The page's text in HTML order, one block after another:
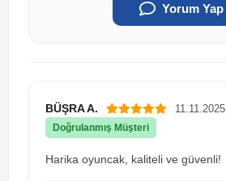
Yorum Yap
BÜŞRA A. 11.11.2025
Doğrulanmış Müşteri
Harika oyuncak, kaliteli ve güvenli!